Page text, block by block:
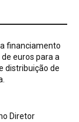
financiamento
euros para a
distribuição de
Diretor